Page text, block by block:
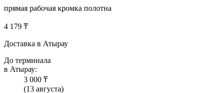
прямая рабочая кромка полотна
4 179 ₸
Доставка в Атырау
До терминала
в Атырау:
3 000 ₸
(13 августа)